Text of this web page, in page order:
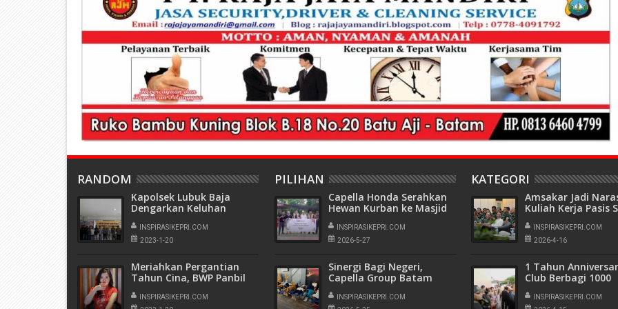
RANDOM
Kapolsek Lubuk Baja
Dengarkan Keluhan
Warga Batu Selicin di
Jum'at Curhat
INSPIRASIKEPRI.COM
2023-1-20
Meriahkan Pergantian
Tahun Cina, BWP Panbil
Sajikan Menu Peranakan
Food Festival
INSPIRASIKEPRI.COM
PILIHAN
Capella Honda Serahkan
Hewan Kurban ke Masjid
Al Multazam
Tanjungpinang
INSPIRASIKEPRI.COM
2026-5-27
Sinergi Bagi Negeri,
Capella Group Batam
Kumpulkan 62 Kantong
Darah
INSPIRASIKEPRI.COM
KATEGORI
Amsakar Jadi
Kuliah Kerja Pasis
Tahun 2026
INSPIRASIKEPRI.COM
2026-4-16
1 Tahun
Club Berbagi 1000
Sembako ke Warga
INSPIRASIKEPRI.COM